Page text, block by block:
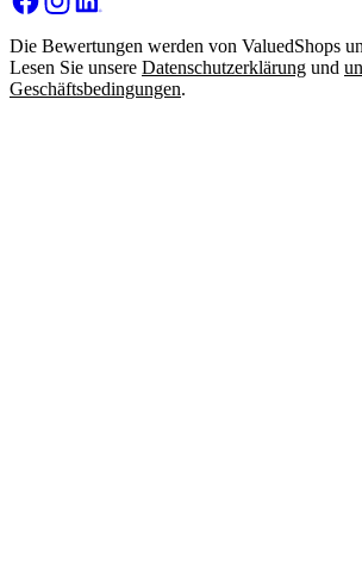
Die Bewertungen werden von ValuedShops
Lesen Sie unsere Datenschutzerklärung und
Geschäftsbedingungen.